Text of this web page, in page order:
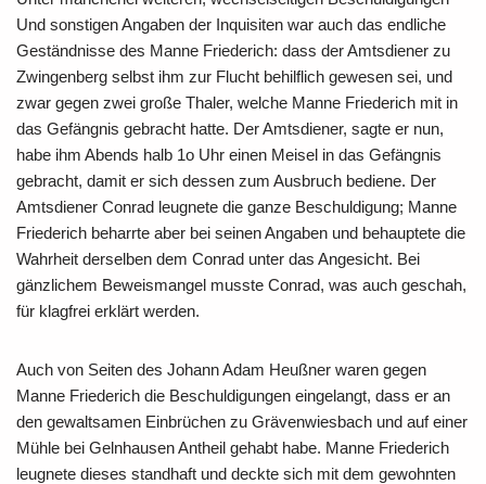
Und sonstigen Angaben der Inquisiten war auch das endliche
Geständnisse des Manne Friederich: dass der Amtsdiener zu
Zwingenberg selbst ihm zur Flucht behilflich gewesen sei, und
zwar gegen zwei große Thaler, welche Manne Friederich mit in
das Gefängnis gebracht hatte. Der Amtsdiener, sagte er nun,
habe ihm Abends halb 1o Uhr einen Meisel in das Gefängnis
gebracht, damit er sich dessen zum Ausbruch bediene. Der
Amtsdiener Conrad leugnete die ganze Beschuldigung; Manne
Friederich beharrte aber bei seinen Angaben und behauptete die
Wahrheit derselben dem Conrad unter das Angesicht. Bei
gänzlichem Beweismangel musste Conrad, was auch geschah,
für klagfrei erklärt werden.
Auch von Seiten des Johann Adam Heußner waren gegen
Manne Friederich die Beschuldigungen eingelangt, dass er an
den gewaltsamen Einbrüchen zu Grävenwiesbach und auf einer
Mühle bei Gelnhausen Antheil gehabt habe. Manne Friederich
leugnete dieses standhaft und deckte sich mit dem gewohnten